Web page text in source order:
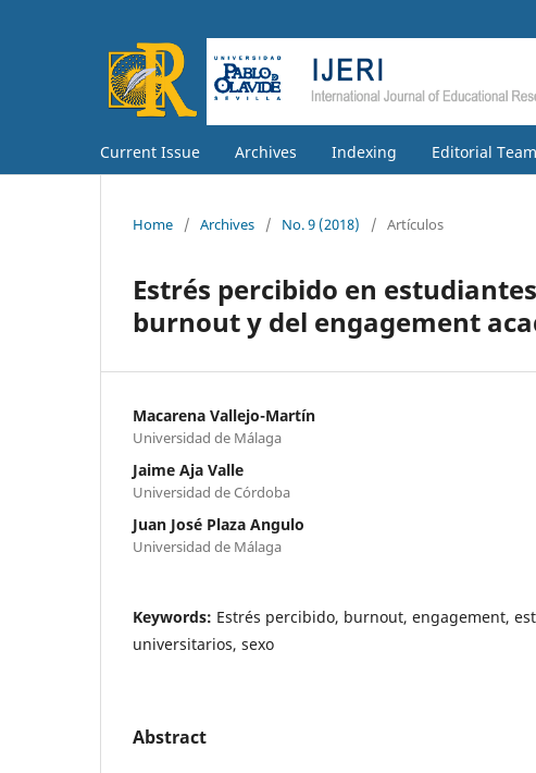
Current Issue Archives Indexing Editorial Team
Home / Archives / No. 9 (2018) / Artículos
Estrés percibido en
burnout y del engagement
Macarena Vallejo-Martín
Universidad de Málaga
Jaime Aja Valle
Universidad de Córdoba
Juan José Plaza Angulo
Universidad de Málaga
Keywords: Estrés percibido, burnout, engagement,
universitarios, sexo
Abstract